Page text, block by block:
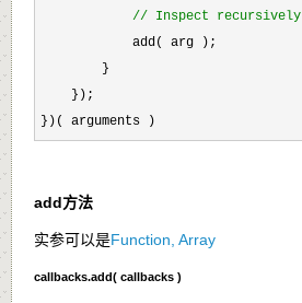
// Inspect recursively
            add( arg );
        }
    });
})( arguments )
add方法
实参可以是Function, Array
callbacks.add( callbacks )